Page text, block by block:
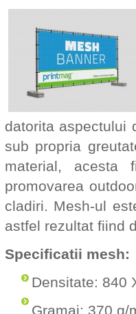
datorita aspectului
sub propria
material, acesta
promovarea
cladiri. Mesh-ul
astfel rezultat fiind
Specificatii mesh:
Densitate: 840